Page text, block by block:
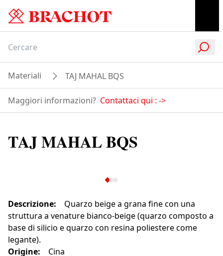
Materiali TAJ MAHAL BQS
Maggiori informazioni? Contattaci qui : ->
TAJ MAHAL BQS
Descrizione:
Quarzo beige a grana fine con una
struttura a venature bianco-beige (quarzo composto a
base di silicio e quarzo con resina poliestere come
legante).
Origine:
Cina